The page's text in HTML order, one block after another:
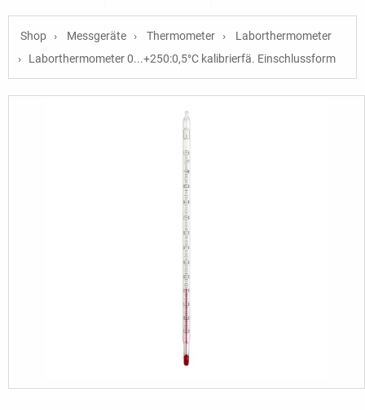
Shop Messgeräte Thermometer
Laborthermometer
Laborthermometer 0...+250:0,5°C kalibrierfä. Einschlussform